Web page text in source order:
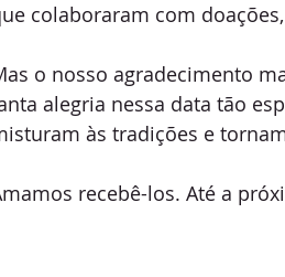
colaboraram com
o nosso agradecimento
alegria nessa data tão
às tradições e
recebê-los. Até a